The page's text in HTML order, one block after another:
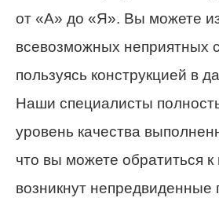
от «А» до «Я». Вы можете
всевозможных неприятных
пользуясь конструкцией в
Наши специалисты
уровень качества
что вы можете обратиться
возникнут